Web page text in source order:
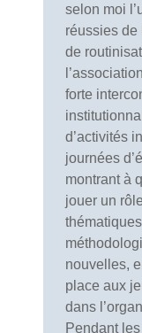
selon moi
réussies de
de
forte
d’activités
journées
montrant à
jouer un
nouvelles,
place aux
dans
Pendant